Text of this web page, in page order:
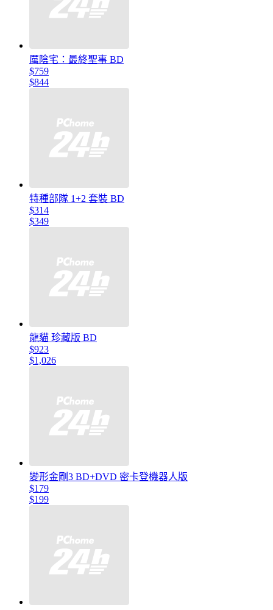
厲陰宅：最終聖事 BD
$759
$844
特種部隊 1+2 套裝 BD
$314
$349
龍貓 珍藏版 BD
$923
$1,026
變形金剛3 BD+DVD 密卡登機器人版
$179
$199